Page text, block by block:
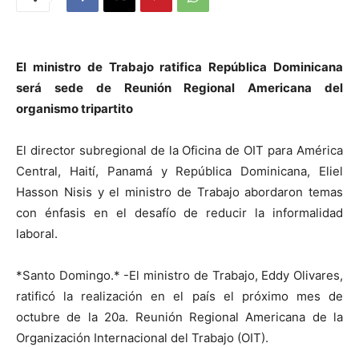
El ministro de Trabajo ratifica República Dominicana
será sede de Reunión Regional Americana del
organismo tripartito
El director subregional de la Oficina de OIT para América
Central, Haití, Panamá y República Dominicana, Eliel
Hasson Nisis y el ministro de Trabajo abordaron temas
con énfasis en el desafío de reducir la informalidad
laboral.
*Santo Domingo.* -El ministro de Trabajo, Eddy Olivares,
ratificó la realización en el país el próximo mes de
octubre de la 20a. Reunión Regional Americana de la
Organización Internacional del Trabajo (OIT).